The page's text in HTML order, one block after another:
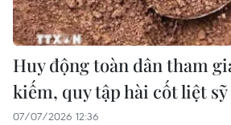
Huy động toàn dân tham
kiếm, quy tập hài cốt liệt sỹ
07/07/2026 12:36